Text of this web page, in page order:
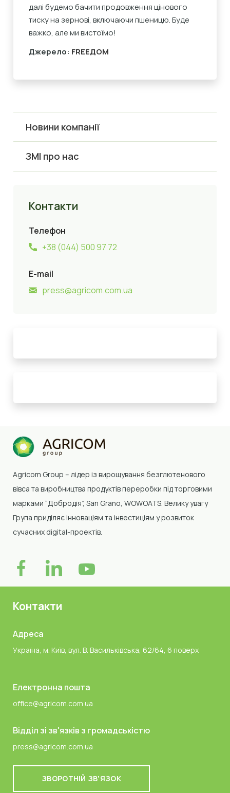
далі будемо бачити продовження цінового
тиску на зернові, включаючи пшеницю. Буде
важко, але ми вистоїмо!
Джерело: FREEДOM
Новини компанії
ЗМІ про нас
Контакти
Телефон
+38 (044) 500 97 72
E-mail
press@agricom.com.ua
Agricom Group – лідер із вирощування безглютенового
вівса та виробництва продуктів переробки під торговими
марками “Добродія”, San Grano, WOWOATS. Велику увагу
Група приділяє інноваціям та інвестиціям у розвиток
сучасних digital-проектів.
Контакти
Адреса
Україна, м. Київ, вул. В. Васильківська, 62/64, 6 поверх
Електронна пошта
office@agricom.com.ua
Відділ зі зв'язків з громадськістю
press@agricom.com.ua
ЗВОРОТНІЙ ЗВ'ЯЗОК